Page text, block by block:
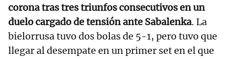
corona tras tres triunfos consecutivos en un
duelo cargado de tensión ante Sabalenka. La
bielorrusa tuvo dos bolas de 5-1, pero tuvo que
llegar al desempate en un primer set en el que